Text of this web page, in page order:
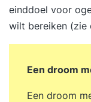
einddoel voor
wilt bereiken (zie
Een droom
Een droom